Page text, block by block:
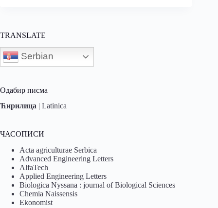
TRANSLATE
Serbian
Одабир писма
Ћирилица | Latinica
ЧАСОПИСИ
Acta agriculturae Serbica
Advanced Engineering Letters
AlfaTech
Applied Engineering Letters
Biologica Nyssana : journal of Biological Sciences
Chemia Naissensis
Ekonomist